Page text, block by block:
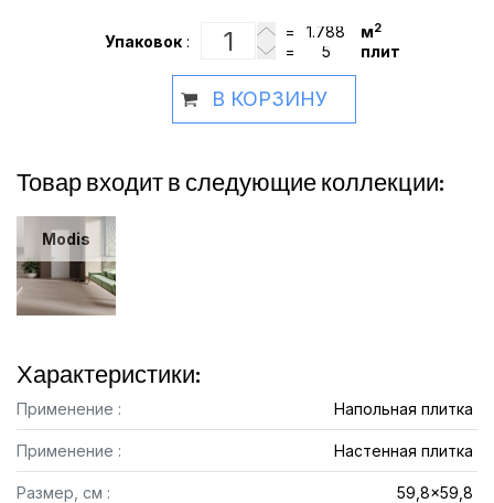
Упаковок :
= м2
= плит
В КОРЗИНУ
Товар входит в следующие коллекции:
Modis
Характеристики:
Применение : Напольная плитка
Применение : Настенная плитка
Размер, см : 59,8x59,8